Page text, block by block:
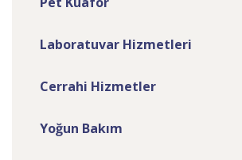
Laboratuvar Hizmetleri
Cerrahi Hizmetler
Yoğun Bakım